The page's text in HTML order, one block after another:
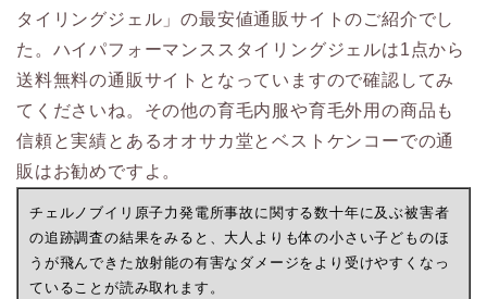
タイリングジェル」の最安値通販サイトのご紹介でし
た。ハイパフォーマンススタイリングジェルは1点から
送料無料の通販サイトとなっていますので確認してみ
てくださいね。その他の育毛内服や育毛外用の商品も
信頼と実績とあるオオサカ堂とベストケンコーでの通
販はお勧めですよ。
チェルノブイリ原子力発電所事故に関する数十年に及ぶ被害者
の追跡調査の結果をみると、大人よりも体の小さい子どものほ
うが飛んできた放射能の有害なダメージをより受けやすくなっ
ていることが読み取れます。